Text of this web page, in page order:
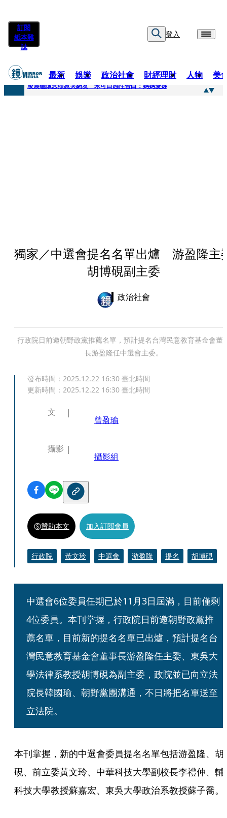
訂閱
紙本雜
誌
登入
最新 娛樂 政治社會 財經理財 人物 美
快訊
凌晨曬懷念照惹哭網友 米可白感性告白：媽媽愛妳
獨家／中選會提名名單出爐 游盈隆主
胡博硯副主委
政治社會
行政院日前邀朝野政黨推薦名單，預計提名台灣民意教育基金會董
長游盈隆任中選會主委。
發布時間： 2025.12.22 16:30 臺北時間
更新時間： 2025.12.22 16:30 臺北時間
文
曾盈瑜
攝影
攝影組
贊助本文 加入訂閱會員
行政院 黃文玲 中選會 游盈隆 提名 胡博硯
中選會6位委員任期已於11月3日屆滿，目前僅剩
4位委員。本刊掌握，行政院日前邀朝野政黨推
薦名單，目前新的提名名單已出爐，預計提名台
灣民意教育基金會董事長游盈隆任主委、東吳大
學法律系教授胡博硯為副主委，政院並已向立法
院長韓國瑜、朝野黨團溝通，不日將把名單送至
立法院。
本刊掌握，新的中選會委員提名名單包括游盈隆、胡
硯、前立委黃文玲、中華科技大學副校長李禮仲、輔
科技大學教授蘇嘉宏、東吳大學政治系教授蘇子喬。